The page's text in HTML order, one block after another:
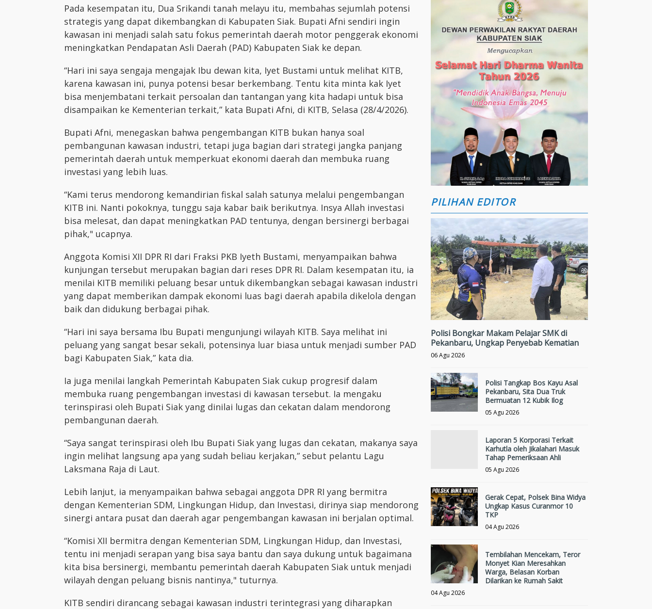
Pada kesempatan itu, Dua Srikandi tanah melayu itu, membahas sejumlah potensi
strategis yang dapat dikembangkan di Kabupaten Siak. Bupati Afni sendiri ingin
kawasan ini menjadi salah satu fokus pemerintah daerah motor penggerak ekonomi
meningkatkan Pendapatan Asli Daerah (PAD) Kabupaten Siak ke depan.
“Hari ini saya sengaja mengajak Ibu dewan kita, Iyet Bustami untuk melihat KITB,
karena kawasan ini, punya potensi besar berkembang. Tentu kita minta kak Iyet
bisa menjembatani terkait persoalan dan tantangan yang kita hadapi untuk bisa
disampaikan ke Kementerian terkait,” kata Bupati Afni, di KITB, Selasa (28/4/2026).
Bupati Afni, menegaskan bahwa pengembangan KITB bukan hanya soal
pembangunan kawasan industri, tetapi juga bagian dari strategi jangka panjang
pemerintah daerah untuk memperkuat ekonomi daerah dan membuka ruang
investasi yang lebih luas.
“Kami terus mendorong kemandirian fiskal salah satunya melalui pengembangan
KITB ini. Nanti pokoknya, tunggu saja kabar baik berikutnya. Insya Allah investasi
bisa melesat, dan dapat meningkatkan PAD tentunya, dengan bersinergi berbagai
pihak," ucapnya.
Anggota Komisi XII DPR RI dari Fraksi PKB Iyeth Bustami, menyampaikan bahwa
kunjungan tersebut merupakan bagian dari reses DPR RI. Dalam kesempatan itu, ia
menilai KITB memiliki peluang besar untuk dikembangkan sebagai kawasan industri
yang dapat memberikan dampak ekonomi luas bagi daerah apabila dikelola dengan
baik dan didukung berbagai pihak.
“Hari ini saya bersama Ibu Bupati mengunjungi wilayah KITB. Saya melihat ini
peluang yang sangat besar sekali, potensinya luar biasa untuk menjadi sumber PAD
bagi Kabupaten Siak,” kata dia.
Ia juga menilai langkah Pemerintah Kabupaten Siak cukup progresif dalam
membuka ruang pengembangan investasi di kawasan tersebut. Ia mengaku
terinspirasi oleh Bupati Siak yang dinilai lugas dan cekatan dalam mendorong
pembangunan daerah.
“Saya sangat terinspirasi oleh Ibu Bupati Siak yang lugas dan cekatan, makanya saya
ingin melihat langsung apa yang sudah beliau kerjakan,” sebut pelantu Lagu
Laksmana Raja di Laut.
Lebih lanjut, ia menyampaikan bahwa sebagai anggota DPR RI yang bermitra
dengan Kementerian SDM, Lingkungan Hidup, dan Investasi, dirinya siap mendorong
sinergi antara pusat dan daerah agar pengembangan kawasan ini berjalan optimal.
“Komisi XII bermitra dengan Kementerian SDM, Lingkungan Hidup, dan Investasi,
tentu ini menjadi serapan yang bisa saya bantu dan saya dukung untuk bagaimana
kita bisa bersinergi, membantu pemerintah daerah Kabupaten Siak untuk menjadi
wilayah dengan peluang bisnis nantinya," tuturnya.
KITB sendiri dirancang sebagai kawasan industri terintegrasi yang diharapkan
PILIHAN EDITOR
Polisi Bongkar Makam Pelajar SMK di
Pekanbaru, Ungkap Penyebab Kematian
06 Agu 2026
Polisi Tangkap Bos Kayu Asal
Pekanbaru, Sita Dua Truk
Bermuatan 12 Kubik Ilog
05 Agu 2026
Laporan 5 Korporasi Terkait
Karhutla oleh Jikalahari Masuk
Tahap Pemeriksaan Ahli
05 Agu 2026
Gerak Cepat, Polsek Bina Widya
Ungkap Kasus Curanmor 10
TKP
04 Agu 2026
Tembilahan Mencekam, Teror
Monyet Kian Meresahkan
Warga, Belasan Korban
Dilarikan ke Rumah Sakit
04 Agu 2026